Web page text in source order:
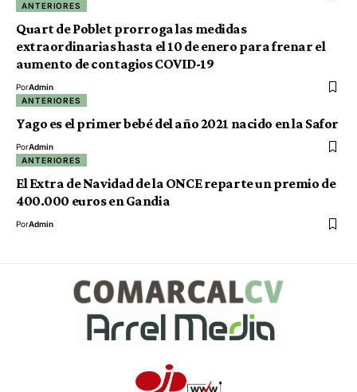
ANTERIORES
Quart de Poblet prorroga las medidas
extraordinarias hasta el 10 de enero para frenar el
aumento de contagios COVID-19
PorAdmin
ANTERIORES
Yago es el primer bebé del año 2021 nacido en la Safor
PorAdmin
ANTERIORES
El Extra de Navidad de la ONCE reparte un premio de
400.000 euros en Gandia
PorAdmin